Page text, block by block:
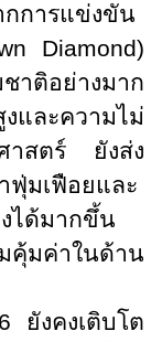
กการแข่งขัน
Diamond)
าติอย่างมาก
และความไม่
าสตร์ ยังส่ง
ฟุ่มเฟือยและ
ได้มากขึ้น
คุ้มค่าในด้าน
ยังคงเติบโต